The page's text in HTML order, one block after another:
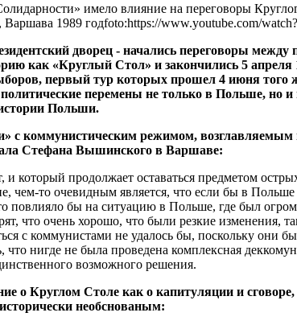
имело влияние на переговоры
Варшава 1989 годfoto:https://www.youtube.com/
дворец - начались переговоры
как «Круглый Стол» и закончились 5 апреля
первый тур которых прошел 4 июня того
перемены не только в Польше, но
Польши.
с коммунистическим режимом,
Стефана Вышинского в Варшаве:
продолжает оставаться предметом
чем-то очевидным является, что если бы в
повлияло бы на ситуацию в Польше, где был
что очень хорошо, что были резкие изменения,
с коммунистами не удалось бы, поскольку они
нигде не была проведена комплексная
возможного решения.
о Круглом Столе как о капитуляции и
исторически необснованым: